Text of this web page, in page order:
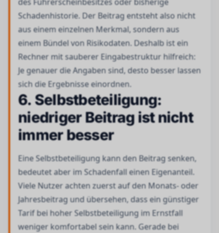
Schadenhistorie. Der Beitrag entsteht also nicht
aus einem einzelnen Merkmal, sondern aus
einem Bündel von Risikodaten. Deshalb ist ein
Rechner mit sauberer Eingabestruktur hilfreich:
Je genauer die Angaben sind, desto besser lassen
sich die Ergebnisse einordnen.
6. Selbstbeteiligung:
niedriger Beitrag ist nicht
immer besser
Eine Selbstbeteiligung kann den Beitrag senken,
bedeutet aber im Schadenfall einen Eigenanteil.
Viele Nutzer achten zuerst auf den Monats- oder
Jahresbeitrag und übersehen, dass ein günstiger
Tarif bei hoher Selbstbeteiligung im Ernstfall
weniger komfortabel sein kann. Gerade bei